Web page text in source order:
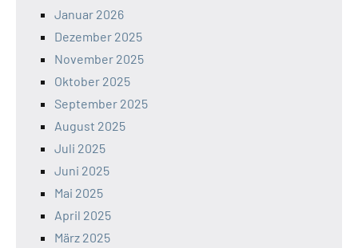
Januar 2026
Dezember 2025
November 2025
Oktober 2025
September 2025
August 2025
Juli 2025
Juni 2025
Mai 2025
April 2025
März 2025